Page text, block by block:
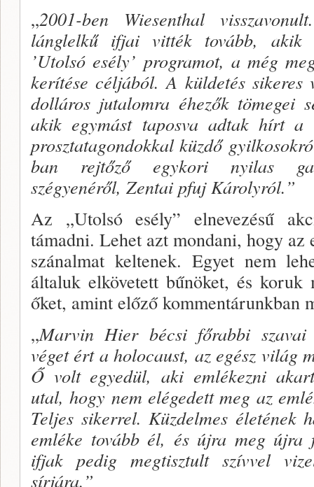
„2001-ben Wiesenthal
lánglelkű ifjai vitték tovább, akik
’Utolsó esély’ programot, a még
kerítése céljából. A küldetés sikeres
dolláros jutalomra éhezők tömegei
akik egymást tapos­va adtak hírt a
prosztatagondokkal küzdő
ban rejtőző egykori nyilas
szégyenéről, Zentai pfuj Károlyról.”
Az „Utolsó esély” elnevezésű
támadni. Le­het azt mondani, hogy
szánalmat keltenek. Egyet nem
általuk elkövetett bűnöket, és
őket, amint előző kommentárunkban
„Marvin Hier bécsi főrabbi szavai
véget ért a holocaust, az egész világ
Ő volt egyedül, aki emlékezni
utal, hogy nem elégedett meg az
Teljes sikerrel. Küzdelmes életének
emléke tovább él, és újra meg újra
ifjak pedig megtisztult szívvel
sírjára.”